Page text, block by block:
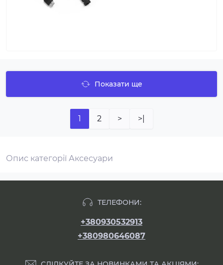
Показати ще
1 2 > >|
Опис категорії Аксесуари
ТЕЛЕФОНИ:
+380930532913
+380980646087